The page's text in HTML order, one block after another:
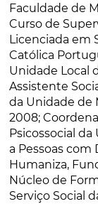
Faculdade de
Curso de
Licenciada em
Católica
Unidade Local
Assistente
da Unidade de
2008;
Psicossocial da
a Pessoas com
Humaniza,
Núcleo de
Serviço Social